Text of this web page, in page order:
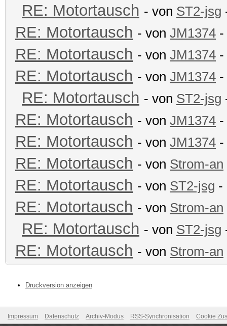
RE: Motortausch - von ST2-jsg
RE: Motortausch - von JM1374 -
RE: Motortausch - von JM1374 -
RE: Motortausch - von JM1374 -
RE: Motortausch - von ST2-jsg
RE: Motortausch - von JM1374 -
RE: Motortausch - von JM1374 -
RE: Motortausch - von Strom-an
RE: Motortausch - von ST2-jsg -
RE: Motortausch - von Strom-an
RE: Motortausch - von ST2-jsg
RE: Motortausch - von Strom-an
Druckversion anzeigen
Impressum Datenschutz Archiv-Modus RSS-Synchronisation Cookie